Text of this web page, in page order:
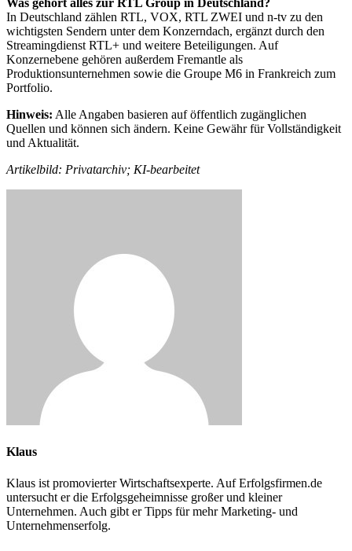
Was gehört alles zur RTL Group in Deutschland?
In Deutschland zählen RTL, VOX, RTL ZWEI und n-tv zu den
wichtigsten Sendern unter dem Konzerndach, ergänzt durch den
Streamingdienst RTL+ und weitere Beteiligungen. Auf
Konzernebene gehören außerdem Fremantle als
Produktionsunternehmen sowie die Groupe M6 in Frankreich zum
Portfolio.
Hinweis: Alle Angaben basieren auf öffentlich zugänglichen
Quellen und können sich ändern. Keine Gewähr für Vollständigkeit
und Aktualität.
Artikelbild: Privatarchiv; KI-bearbeitet
Klaus
Klaus ist promovierter Wirtschaftsexperte. Auf Erfolgsfirmen.de
untersucht er die Erfolgsgeheimnisse großer und kleiner
Unternehmen. Auch gibt er Tipps für mehr Marketing- und
Unternehmenserfolg.